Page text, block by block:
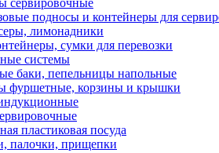
сервировочные
подносы и контейнеры для
лимонадники
сумки для перевозки
системы
баки, пепельницы напольные
фуршетные, корзины и крышки
пластиковая посуда
палочки, прищепки